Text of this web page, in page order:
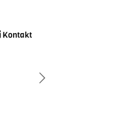
Kontakt